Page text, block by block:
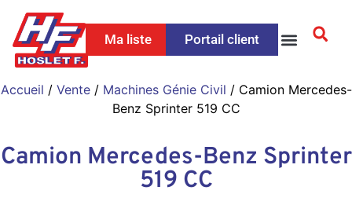
Ma liste Portail client
Accueil / Vente/ Machines Génie Civil / Camion Mercedes-
Benz Sprinter 519 CC
Camion Mercedes-Benz Sprinter
519 CC